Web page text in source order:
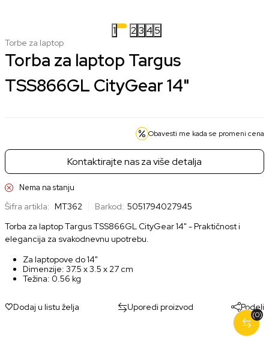
1 2 3 4 5
Torbe za laptop
Torba za laptop Targus
TSS866GL CityGear 14"
Obavesti me kada se promeni cena
Kontaktirajte nas za više detalja
Nema na stanju
Šifra artikla: MT362 Barkod: 5051794027945
Torba za laptop Targus TSS866GL CityGear 14" - Praktičnost i
elegancija za svakodnevnu upotrebu.
Za laptopove do 14"
Dimenzije: 37.5 x 3.5 x 27 cm
Težina: 0.56 kg
Dodaj u listu želja Uporedi proizvod Podeli
(0)